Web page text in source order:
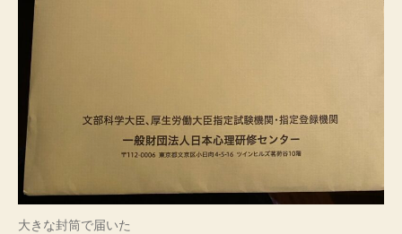
大きな封筒で届いた